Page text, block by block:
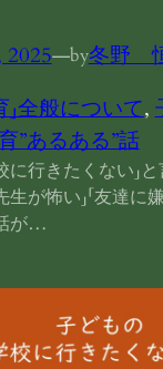
2025—by冬野
」全般について,
”あるある”話
に行きたくない」
生が怖い」「友達
が…